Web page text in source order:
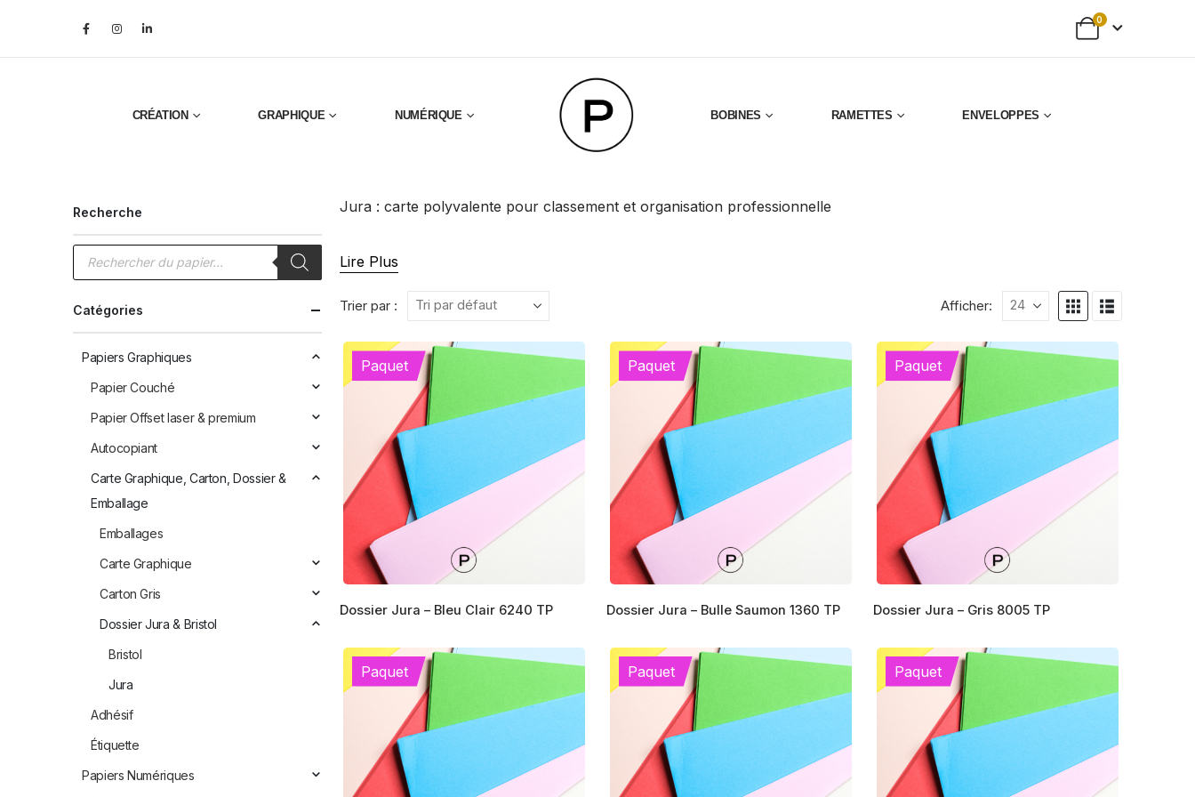
0
CRÉATION GRAPHIQUE NUMÉRIQUE BOBINES RAMETTES ENVELOPPES
Jura : carte polyvalente pour classement et organisation professionnelle
Lire Plus
Trier par : Afficher:
Paquet
produit
plusieurs
variations.
peuvent
choisies
Dossier Jura – Bleu Clair 6240 TP
Paquet
produit
plusieurs
variations.
peuvent
choisies
Dossier Jura – Bulle Saumon 1360 TP
Paquet
Dossier Jura – Gris 8005 TP
Paquet Paquet Paquet
Recherche
Recherche
produits
Catégories
Papiers Graphiques
Papier Couché
Papier Offset laser & premium
Autocopiant
Carte Graphique, Carton, Dossier &
Emballage
Emballages
Carte Graphique
Carton Gris
Dossier Jura & Bristol
Bristol
Jura
Adhésif
Étiquette
Papiers Numériques